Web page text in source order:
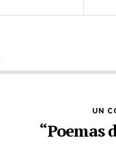
UN
“Poemas